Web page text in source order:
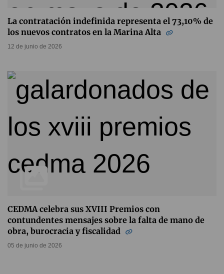
La contratación indefinida representa el 73,10% de
los nuevos contratos en la Marina Alta
12 de junio de 2026
CEDMA celebra sus XVIII Premios con
contundentes mensajes sobre la falta de mano de
obra, burocracia y fiscalidad
05 de junio de 2026